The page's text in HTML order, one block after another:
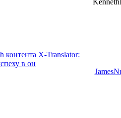
контента X-Translator:
в он